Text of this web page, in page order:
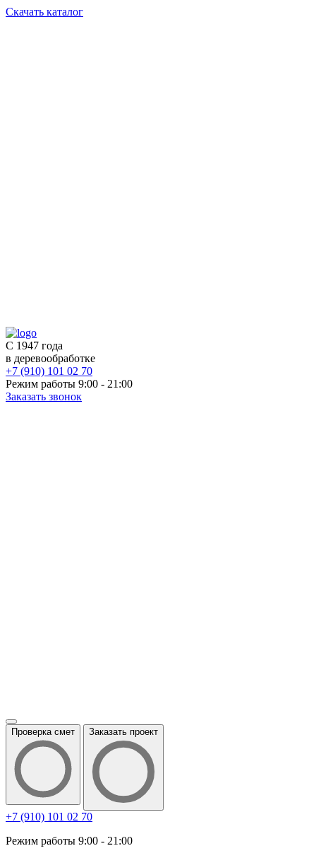
Скачать каталог
С 1947 года
в деревообработке
+7 (910) 101 02 70
Режим работы 9:00 - 21:00
Заказать звонок
Проверка смет Заказать проект
+7 (910) 101 02 70
Режим работы 9:00 - 21:00